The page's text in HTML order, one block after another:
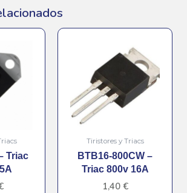
Triac
Tiristores y Triacs
BTB16-800CW –
Triac 800v 16A
1,40 €